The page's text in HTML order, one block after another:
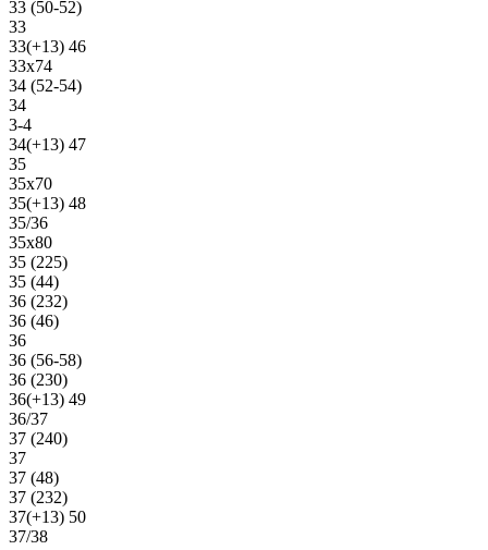
33 (50-52)
33
33(+13) 46
33х74
34 (52-54)
34
3-4
34(+13) 47
35
35х70
35(+13) 48
35/36
35х80
35 (225)
35 (44)
36 (232)
36 (46)
36
36 (56-58)
36 (230)
36(+13) 49
36/37
37 (240)
37
37 (48)
37 (232)
37(+13) 50
37/38